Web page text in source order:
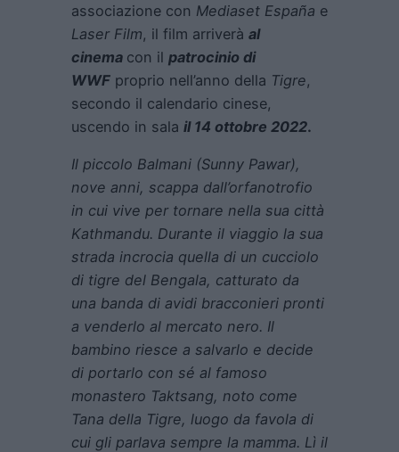
associazione con Mediaset España e
Laser Film, il film arriverà al
cinema con il patrocinio di
WWF proprio nell’anno della Tigre,
secondo il calendario cinese,
uscendo in sala il 14 ottobre 2022.
Il piccolo Balmani (Sunny Pawar),
nove anni, scappa dall’orfanotrofio
in cui vive per tornare nella sua città
Kathmandu. Durante il viaggio la sua
strada incrocia quella di un cucciolo
di tigre del Bengala, catturato da
una banda di avidi bracconieri pronti
a venderlo al mercato nero. Il
bambino riesce a salvarlo e decide
di portarlo con sé al famoso
monastero Taktsang, noto come
Tana della Tigre, luogo da favola di
cui gli parlava sempre la mamma. Lì il